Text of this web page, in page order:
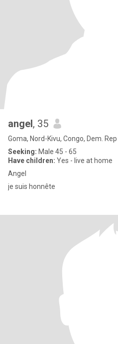
angel, 35
Goma, Nord-Kivu, Congo, Dem. Rep
Seeking: Male 45 - 65
Have children: Yes - live at home
Angel
je suis honnête